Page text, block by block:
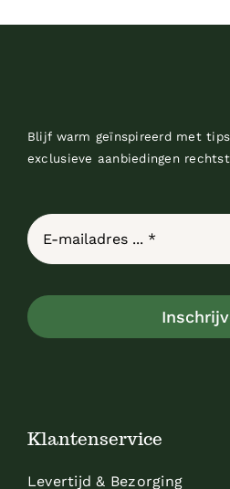
Blijf warm geïnspireerd met
exclusieve aanbiedingen
Klantenservice
Levertijd & Bezorging